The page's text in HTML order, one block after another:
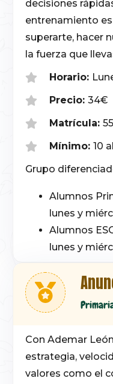
decisiones
entrenamiento
superarte, hacer
la fuerza que
Horario:
Precio: 34€
Matrícula:
Mínimo: 10
Grupo
Alumnos
lunes y
Alumnos
lunes y
Con Ademar
estrategia,
valores como el